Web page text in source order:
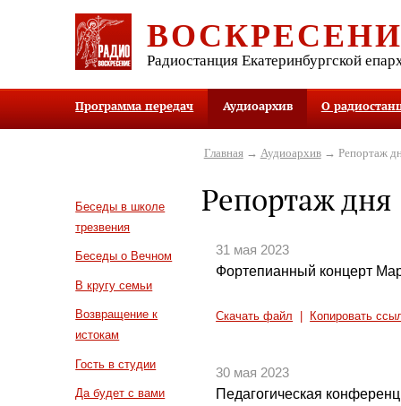
Радиостанция Екатеринбургской
Программа передач Аудиоархив О
Беседы в школе
трезвения
Беседы о Вечном
В кругу семьи
Возвращение к
истокам
Гость в студии
Да будет с вами
Главная→ Аудиоархив→ Репортаж
Репортаж дня
31 мая 2023
Фортепианный концерт
Скачать файл Копировать
30 мая 2023
Педагогическая